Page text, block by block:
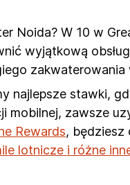
Noida? W 10 w
wyjątkową
najlepsze stawki,
mobilnej, zawsze
Rewards, będziesz
lotnicze i różne